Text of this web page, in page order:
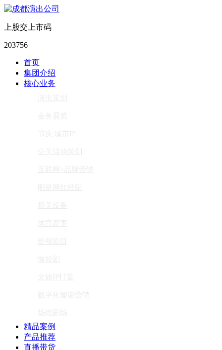
上股交上市码
203756
首页
集团介绍
核心业务
精品案例
产品推荐
直播带货